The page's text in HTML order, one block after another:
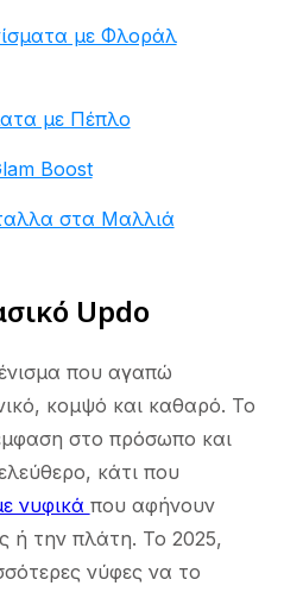
με Φλοράλ
με Πέπλο
Boost
στα Μαλλιά
Updo
που αγαπώ
κομψό και καθαρό. Το
στο πρόσωπο και
κάτι που
νυφικά που αφήνουν
ή την πλάτη. Το 2025,
νύφες να το